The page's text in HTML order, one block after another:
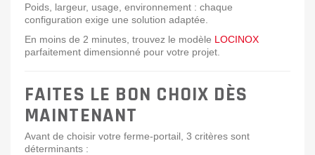
Poids, largeur, usage, environnement : chaque
configuration exige une solution adaptée.
En moins de 2 minutes, trouvez le modèle LOCINOX
parfaitement dimensionné pour votre projet.
FAITES LE BON CHOIX DÈS
MAINTENANT
Avant de choisir votre ferme-portail, 3 critères sont
déterminants :